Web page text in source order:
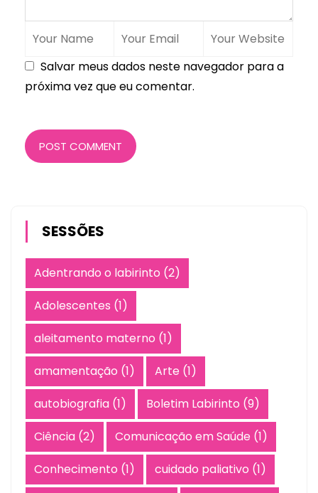
Salvar meus dados neste navegador para a
próxima vez que eu comentar.
POST COMMENT
SESSÕES
Adentrando o labirinto (2)
Adolescentes (1)
aleitamento materno (1)
amamentação (1) Arte (1)
autobiografia (1) Boletim Labirinto (9)
Ciência (2) Comunicação em Saúde (1)
Conhecimento (1) cuidado paliativo (1)